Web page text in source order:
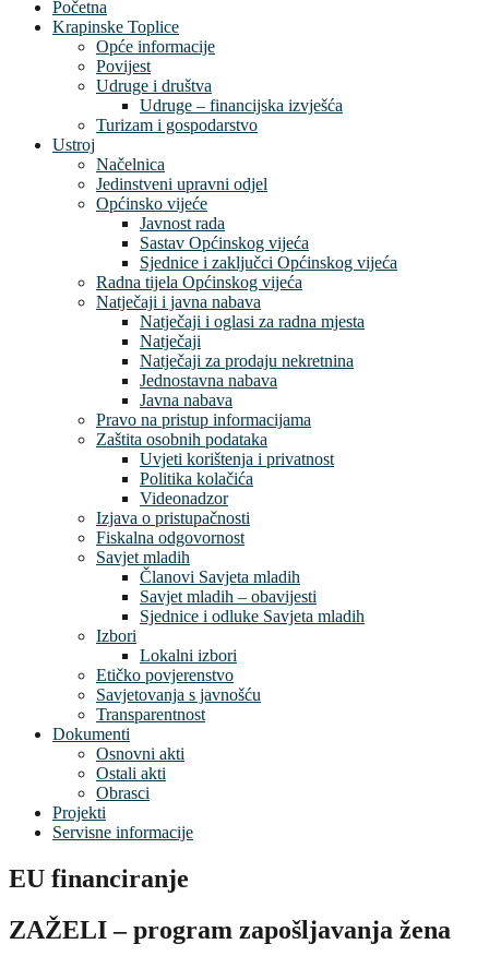
Početna
Krapinske Toplice
Opće informacije
Povijest
Udruge i društva
Udruge – financijska izvješća
Turizam i gospodarstvo
Ustroj
Načelnica
Jedinstveni upravni odjel
Općinsko vijeće
Javnost rada
Sastav Općinskog vijeća
Sjednice i zaključci Općinskog vijeća
Radna tijela Općinskog vijeća
Natječaji i javna nabava
Natječaji i oglasi za radna mjesta
Natječaji
Natječaji za prodaju nekretnina
Jednostavna nabava
Javna nabava
Pravo na pristup informacijama
Zaštita osobnih podataka
Uvjeti korištenja i privatnost
Politika kolačića
Videonadzor
Izjava o pristupačnosti
Fiskalna odgovornost
Savjet mladih
Članovi Savjeta mladih
Savjet mladih – obavijesti
Sjednice i odluke Savjeta mladih
Izbori
Lokalni izbori
Etičko povjerenstvo
Savjetovanja s javnošću
Transparentnost
Dokumenti
Osnovni akti
Ostali akti
Obrasci
Projekti
Servisne informacije
EU financiranje
ZAŽELI – program zapošljavanja žena